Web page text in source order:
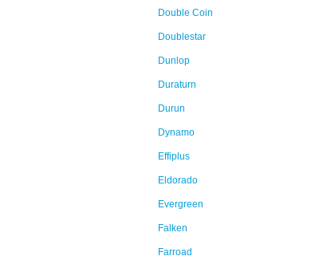
Double Coin
Doublestar
Dunlop
Duraturn
Durun
Dynamo
Effiplus
Eldorado
Evergreen
Falken
Farroad